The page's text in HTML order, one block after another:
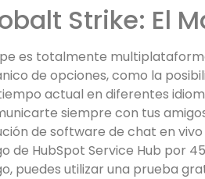
Strike: El
es totalmente
de opciones, como la
actual en diferentes
siempre con tus
de software de chat en
de HubSpot Service Hub por
puedes utilizar una prueba